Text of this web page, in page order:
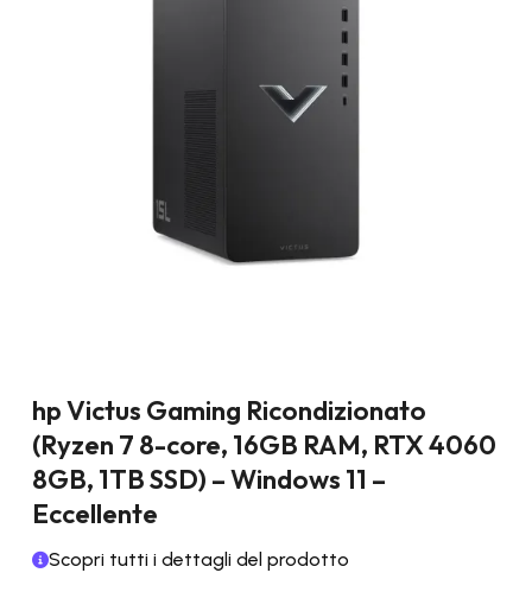
hp Victus Gaming Ricondizionato
(Ryzen 7 8-core, 16GB RAM, RTX 4060
8GB, 1TB SSD) – Windows 11 –
Eccellente
Scopri tutti i dettagli del prodotto